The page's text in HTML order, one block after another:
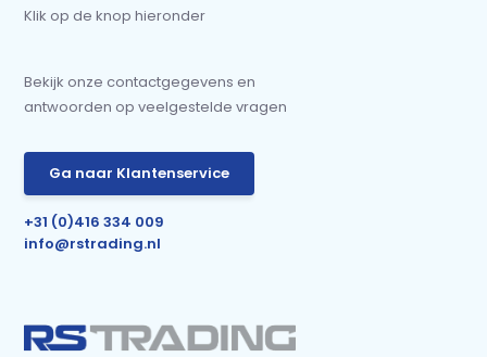
Klik op de knop hieronder
Bekijk onze contactgegevens en
antwoorden op veelgestelde vragen
Ga naar Klantenservice
+31 (0)416 334 009
info@rstrading.nl